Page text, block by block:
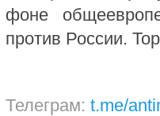
фоне
против России.
Телеграм: t.me/